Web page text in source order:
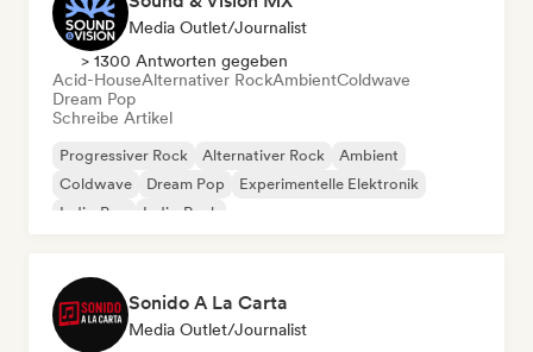
Media Outlet/Journalist
> 1300 Antworten gegeben
Acid-HouseAlternativer RockAmbientColdwave
Dream Pop
Schreibe Artikel
Progressiver Rock Alternativer Rock
Ambient
Coldwave
Dream Pop
Experimentelle Elektronik
Indie-Pop
Indie-Rock
Sonido A La Carta
Media Outlet/Journalist